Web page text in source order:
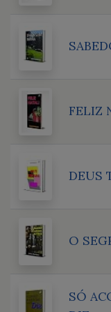
FELIZ
DEUS
O
SÓ